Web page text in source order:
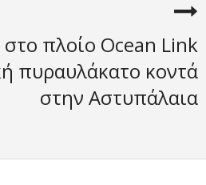
πλοίο Ocean Link
πυραυλάκατο κοντά
στην Αστυπάλαια